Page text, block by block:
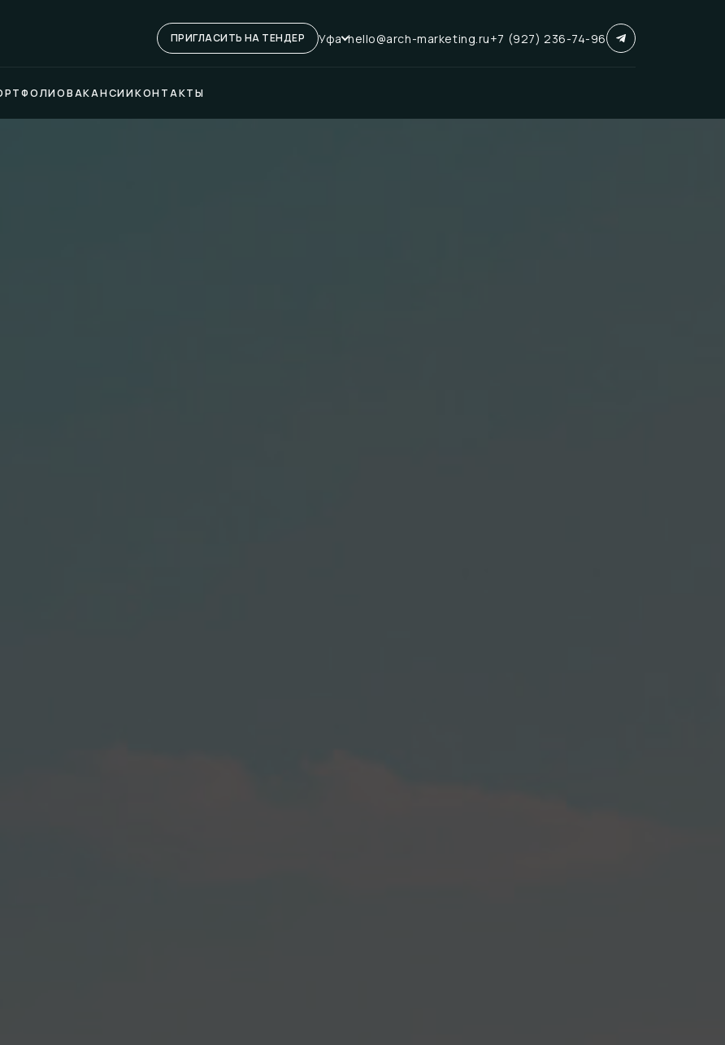
ПРИГЛАСИТЬ НА ТЕНДЕР Уфа hello@arch-marketing.ru+7 (927) 236-74-96
ВАКАНСИИКОНТАКТЫ